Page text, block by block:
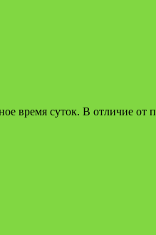
время суток. В отличие